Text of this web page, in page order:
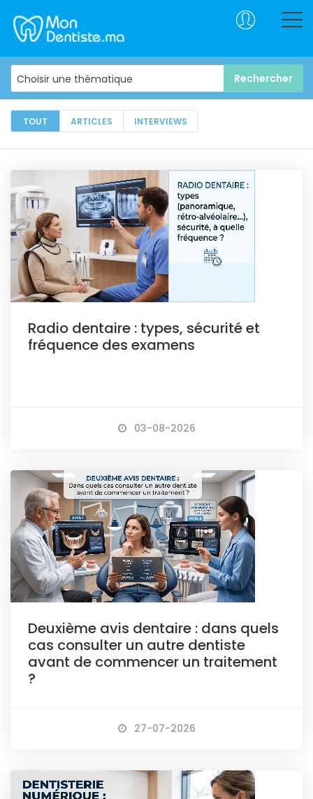
Choisir une thématique
TOUT ARTICLES INTERVIEWS
Radio dentaire : types, sécurité et
fréquence des examens
03-08-2026
Deuxième avis dentaire : dans quels
cas consulter un autre dentiste
avant de commencer un traitement
?
27-07-2026